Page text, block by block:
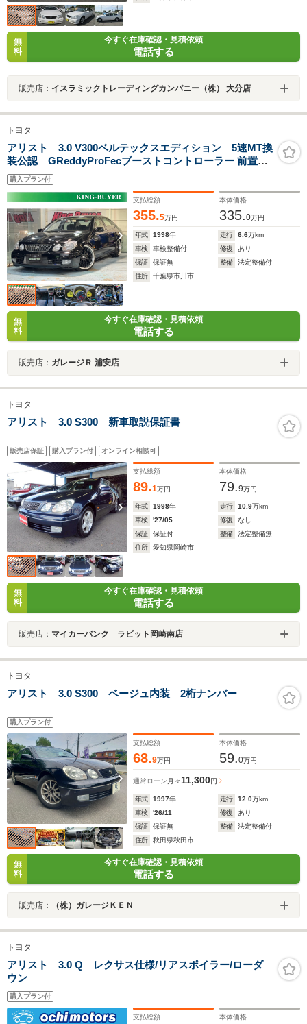
無
料
今すぐ在庫確認・見積依頼
電話する
販売店： イスラミックトレーディングカンパニー（株） 大分店
トヨタ
アリスト 3.0 V300ベルテックスエディション 5速MT換
装公認 GReddyProFecブーストコントローラー 前置き
I/C KOYOラジエーター HPIエアクリ BOLDWORLD
車高調 KAAZ2WAYLSD 社外マフラー 前後強化スタ
ビ 社外20インチアルミ ORCツインプレートクラッチ
購入プラン付
支払総額
355.5万円
本体価格
335.0万円
年式 1998年 走行 6.6万km
車検
車検整備付 修復
あり
保証
保証無 整備
法定整備付
住所
千葉県市川市
無
料
今すぐ在庫確認・見積依頼
電話する
販売店： ガレージＲ 浦安店
トヨタ
アリスト 3.0 S300 新車取説保証書
販売店保証 購入プラン付 オンライン相談可
支払総額
89.1万円
本体価格
79.9万円
年式 1998年 走行 10.9万km
車検
'27/05 修復
なし
保証
保証付 整備
法定整備無
住所
愛知県岡崎市
無
料
今すぐ在庫確認・見積依頼
電話する
販売店： マイカーバンク ラビット岡崎南店
トヨタ
アリスト 3.0 S300 ベージュ内装 2桁ナンバー
購入プラン付
支払総額
68.9万円
本体価格
59.0万円
通常ローン 月々11,300円
年式 1997年 走行 12.0万km
車検
'26/11 修復
あり
保証
保証無 整備
法定整備付
住所
秋田県秋田市
無
料
今すぐ在庫確認・見積依頼
電話する
販売店： （株）ガレージＫＥＮ
トヨタ
アリスト 3.0 Q レクサス仕様/リアスポイラー/ローダ
ウン
購入プラン付
支払総額 本体価格